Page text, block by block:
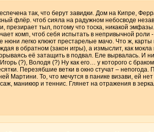
так, что берут завидки. Дом на Кипре,
флёр. чтоб сияла на радужном небосводе
презирает тыл, потому что тоска, никакой
комп, чтоб себя испытать в непривычной
нюни легко клюют престарелые мачо. Что ж, карты
в обратном (закон игры), а измыслит, как
её затащить в подвал. Еле вырвалась. И
(?), Володя (?) Ну как его… у которого с
Перезябшие ветки в окно стучат –
Мартини. То, что мечутся в панике визави, ей
маникюр и теннис. Глянет на отражения в